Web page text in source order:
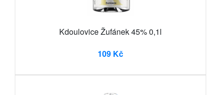
Kdoulovice Žufánek 45% 0,1l
109 Kč